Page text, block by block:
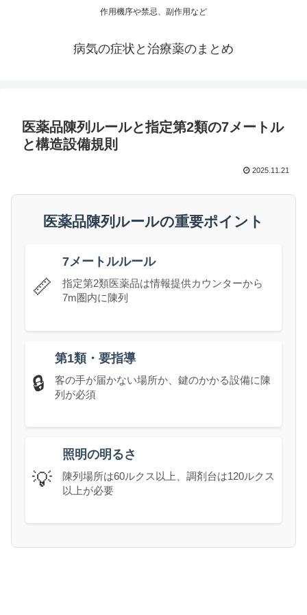
作用機序や禁忌、副作用など
病気の症状と治療薬のまとめ
医薬品陳列ルールと指定第2類の7メートル
と構造設備規則
2025.11.21
医薬品陳列ルールの重要ポイント
📏
7メートルルール
指定第2類医薬品は情報提供カウンターから
7m圏内に陳列
🔒
第1類・要指導
客の手が届かない場所か、鍵のかかる設備に陳
列が必須
💡
照明の明るさ
陳列場所は60ルクス以上、調剤台は120ルクス
以上が必要